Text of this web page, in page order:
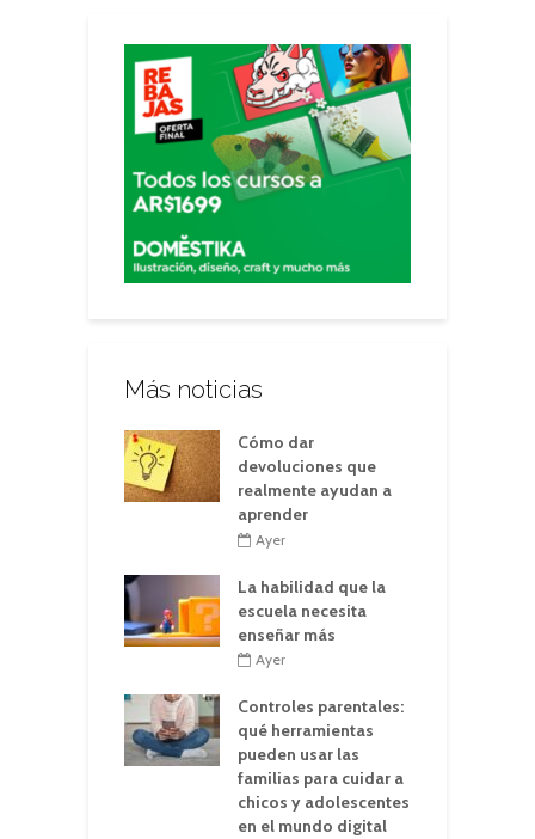
Más noticias
Cómo dar
devoluciones que
realmente ayudan a
aprender
Ayer
La habilidad que la
escuela necesita
enseñar más
Ayer
Controles parentales:
qué herramientas
pueden usar las
familias para cuidar a
chicos y adolescentes
en el mundo digital